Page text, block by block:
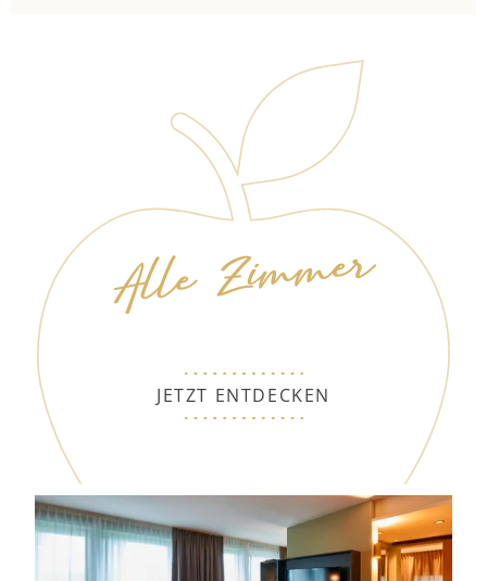
Alle Zimmer
JETZT ENTDECKEN